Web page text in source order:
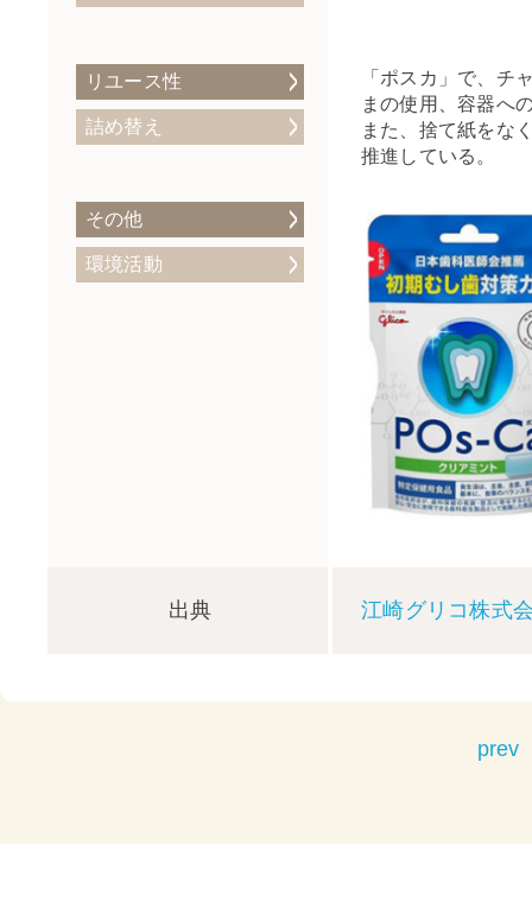
リユース性
詰め替え
その他
環境活動
「ポスカ」で、チ
まの使用、容器へ
また、捨て紙をな
推進している。
出典 江崎グリコ株式
prev